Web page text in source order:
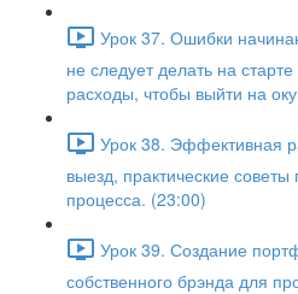
Урок 37. Ошибки
не следует делать на
расходы, чтобы выйти на
Урок 38. Эффективная
выезд, практические
процесса. (23:00)
Урок 39. Создание
собственного брэнда для